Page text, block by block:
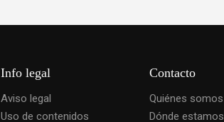
Info legal
Aviso legal
Uso de contenidos
Contacto
Quiénes somos
Dónde estamos